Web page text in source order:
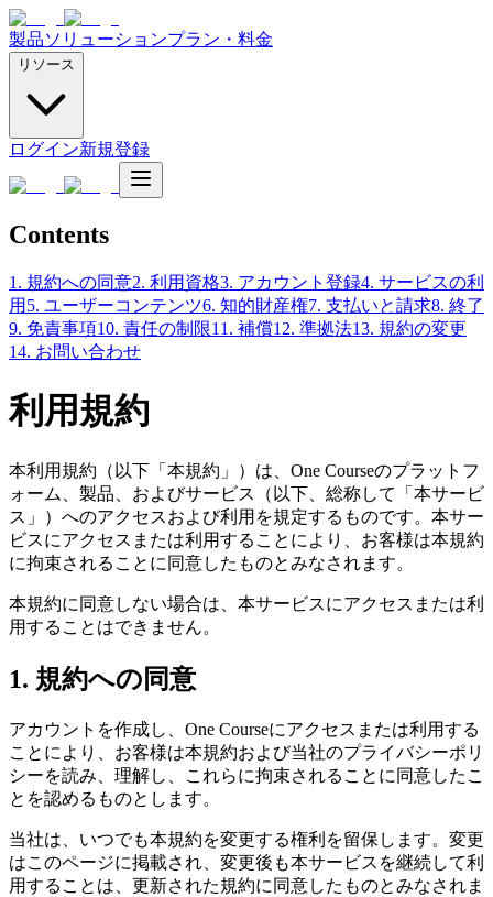
製品ソリューションプラン・料金
リソース
ログイン新規登録
Contents
1. 規約への同意2. 利用資格3. アカウント登録4. サービスの利
用 5. ユーザーコンテンツ6. 知的財産権7. 支払いと請求8. 終了
9. 免責事項10. 責任の制限11. 補償12. 準拠法13. 規約の変更
14. お問い合わせ
利用規約
本利用規約（以下「本規約」）は、One Courseのプラットフ
ォーム、製品、およびサービス（以下、総称して「本サービ
ス」）へのアクセスおよび利用を規定するものです。本サー
ビスにアクセスまたは利用することにより、お客様は本規約
に拘束されることに同意したものとみなされます。
本規約に同意しない場合は、本サービスにアクセスまたは利
用することはできません。
1. 規約への同意
アカウントを作成し、One Courseにアクセスまたは利用する
ことにより、お客様は本規約および当社のプライバシーポリ
シーを読み、理解し、これらに拘束されることに同意したこ
とを認めるものとします。
当社は、いつでも本規約を変更する権利を留保します。変更
はこのページに掲載され、変更後も本サービスを継続して利
用することは、更新された規約に同意したものとみなされま